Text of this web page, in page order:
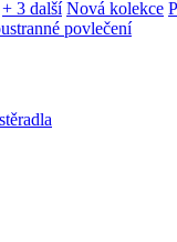
+ 3 další Nová kolekce
povlečení